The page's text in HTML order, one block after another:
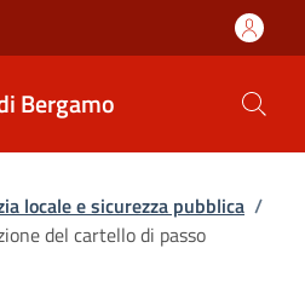
Bergamo
locale e sicurezza pubblica /
del cartello di passo